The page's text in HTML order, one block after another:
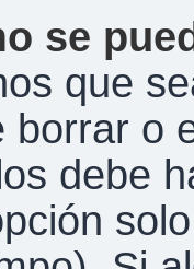
se
que
borrar o
debe